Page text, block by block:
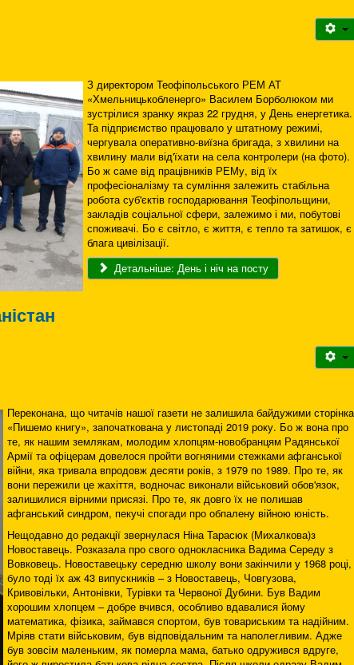
З директором Теофіпольського РЕМ АТ
«Хмельницькобленерго» Василем Борболюком ми
зустрілися зранку якраз 22 грудня, у День енергетика.
Та підприємство працювало у штатному режимі,
чергувала оперативно-виїзна бригада, з хвилини на
хвилину мали від'їхати на села контролери (на фото).
Бо ж саме від працівників РЕМу, від їх
професіоналізму та сумління залежить стабільна
робота суб'єктів господарювання Теофіпольщини,
закладів соціальної сфери, залежимо і ми, побутові
споживачі. Бо є світло, є життя, є тепло та затишок, є
блага цивілізації.
Детальніше: День і ніч на посту
Переконана, що читачів нашої газети не залишила байдужими сторінка
«Пишемо книгу», започаткована у листопаді 2019 року. Бо ж вона про
те, як нашим землякам, молодим хлопцям-новобранцям Радянської
Армії та офіцерам довелося пройти вогняними стежками афганської
війни, яка тривала впродовж десяти років, з 1979 по 1989. Про те, як
вони пережили це жахіття, водночас виконали військовий обов'язок,
залишилися вірними присязі. Про те, як довго їх не полишав
афганський синдром, пекучі спогади про обпалену війною юність.
Нещодавно до редакції звернулася Ніна Тарасюк (Михалкова)з
Новоставець. Розказала про свого однокласника Вадима Середу з
Вовковець. Новоставецьку середню школу вони закінчили у 1968 році,
було тоді їх аж 43 випускників – з Новоставець, Човгузова,
Кривовільки, Антонівки, Турівки та Червоної Дубини. Був Вадим
хорошим хлопцем – добре вчився, особливо вдавалися йому
математика, фізика, займався спортом, був товариським та надійним.
Мріяв стати військовим, був відповідальним та наполегливим. Адже
був зовсім маленьким, як померла мама, батько одружився вдруге,